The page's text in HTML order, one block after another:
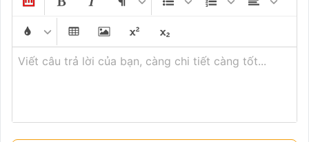
Viết câu trả lời của bạn, càng chi tiết càng tốt...